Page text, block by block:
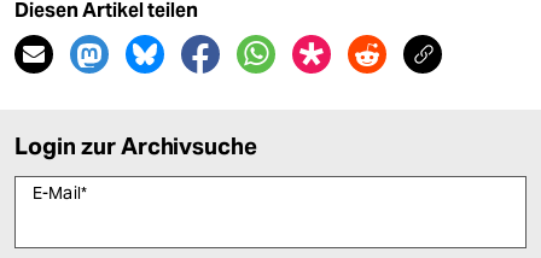
Diesen Artikel teilen
Login zur Archivsuche
E-Mail*